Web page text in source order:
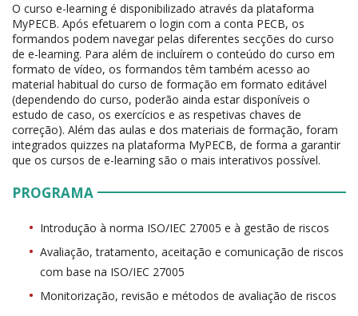
O curso e-learning é disponibilizado através da plataforma
MyPECB. Após efetuarem o login com a conta PECB, os
formandos podem navegar pelas diferentes secções do curso
de e-learning. Para além de incluírem o conteúdo do curso em
formato de vídeo, os formandos têm também acesso ao
material habitual do curso de formação em formato editável
(dependendo do curso, poderão ainda estar disponíveis o
estudo de caso, os exercícios e as respetivas chaves de
correção). Além das aulas e dos materiais de formação, foram
integrados quizzes na plataforma MyPECB, de forma a garantir
que os cursos de e-learning são o mais interativos possível.
PROGRAMA
Introdução à norma ISO/IEC 27005 e à gestão de riscos
Avaliação, tratamento, aceitação e comunicação de riscos
com base na ISO/IEC 27005
Monitorização, revisão e métodos de avaliação de riscos